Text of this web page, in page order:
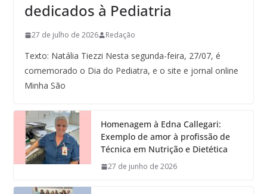
dedicados à Pediatria
27 de julho de 2026 Redação
Texto: Natália Tiezzi Nesta segunda-feira, 27/07, é
comemorado o Dia do Pediatra, e o site e jornal online
Minha São
Homenagem à Edna Callegari:
Exemplo de amor à profissão de
Técnica em Nutrição e Dietética
27 de junho de 2026